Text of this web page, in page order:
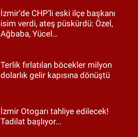
İzmir’de CHP’li eski ilçe başkanı
isim verdi, ateş püskürdü: Özel,
Ağbaba, Yücel…
Terlik fırlatılan böcekler milyon
dolarlık gelir kapısına dönüştü
İzmir Otogarı tahliye edilecek!
Tadilat başlıyor...